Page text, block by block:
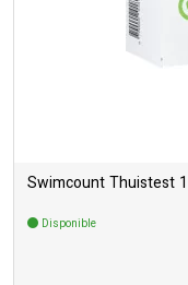
Swimcount Thuistest 1
Disponible